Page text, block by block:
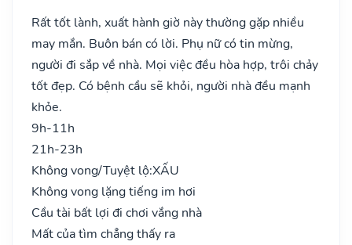
Rất tốt lành, xuất hành giờ này thường gặp nhiều
may mắn. Buôn bán có lời. Phụ nữ có tin mừng,
người đi sắp về nhà. Mọi việc đều hòa hợp, trôi chảy
tốt đẹp. Có bệnh cầu sẽ khỏi, người nhà đều mạnh
khỏe.
9h-11h
21h-23h
Không vong/Tuyệt lộ:XẤU
Không vong lặng tiếng im hơi
Cầu tài bất lợi đi chơi vắng nhà
Mất của tìm chẳng thấy ra